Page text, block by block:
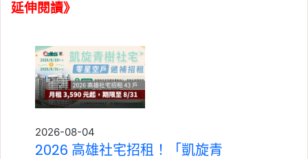
延伸閱讀》
2026-08-04
2026 高雄社宅招租！「凱旋青